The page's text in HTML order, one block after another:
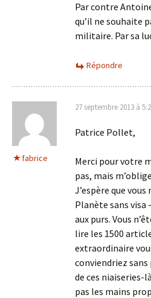
Par contre
qu’il ne souhaite
militaire. Par sa
Répondre
fabrice
27 septembre 2013 à
Patrice Pollet,
Merci pour votre
pas, mais
J’espère que
Planète sans visa
aux purs. Vous
lire les 1500
extraordinaire
conviendriez
de ces niaiseries-
pas les mains